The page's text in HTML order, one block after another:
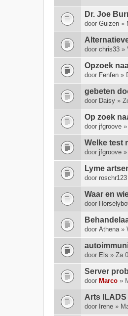
r
p
h
e
e
f
e
e
p
e
i
l
n
g
Dr. Joe
door Guizen »
door chris33 »
Opzoek
door Fenfen »
gebeten
door Daisy »
Op zoek
door jfgroove
Welke test
door jfgroove
Lyme
door roschr123
Waar en
door
door Athena»
door Els » Za
Server
door Marco »
Arts
door Irene »